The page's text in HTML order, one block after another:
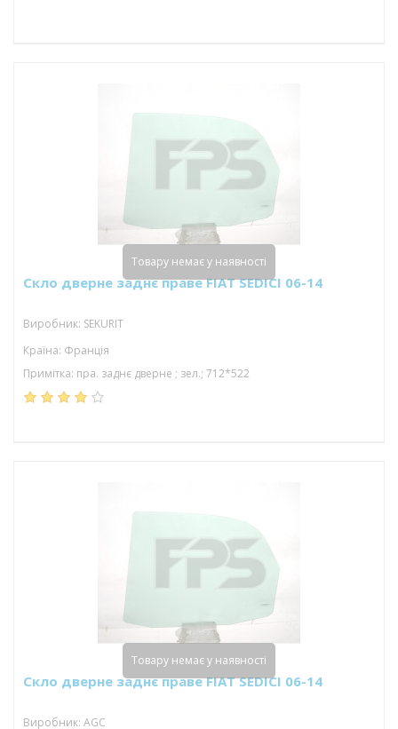
Скло дверне заднє праве FIAT SEDICI 06-14
Виробник: SEKURIT
Країна: Франція
Примітка: пра. заднє дверне ; зел.; 712*522
Товару немає у наявності
Скло дверне заднє праве FIAT SEDICI 06-14
Виробник: AGC
Товару немає у наявності